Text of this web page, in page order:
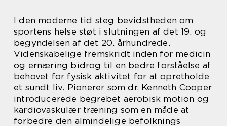
I den moderne tid steg bevidstheden om
sportens helse støt i slutningen af det 19. og
begyndelsen af det 20. århundrede.
Videnskabelige fremskridt inden for medicin
og ernæring bidrog til en bedre forståelse af
behovet for fysisk aktivitet for at opretholde
et sundt liv. Pionerer som dr. Kenneth Cooper
introducerede begrebet aerobisk motion og
kardiovaskulær træning som en måde at
forbedre den almindelige befolknings